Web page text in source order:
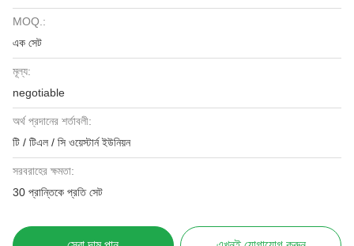
MOQ.:
এক সেট
মূল্য:
negotiable
অর্থ প্রদানের শর্তাবলী:
টি / টিএল / সি ওয়েস্টার্ন ইউনিয়ন
সরবরাহের ক্ষমতা:
30 প্রান্তিকে প্রতি সেট